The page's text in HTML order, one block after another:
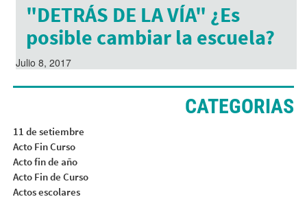
"DETRÁS DE LA VÍA" ¿Es
posible cambiar la escuela?
Julio 8, 2017
CATEGORIAS
11 de setiembre
Acto Fin Curso
Acto fin de año
Acto Fin de Curso
Actos escolares